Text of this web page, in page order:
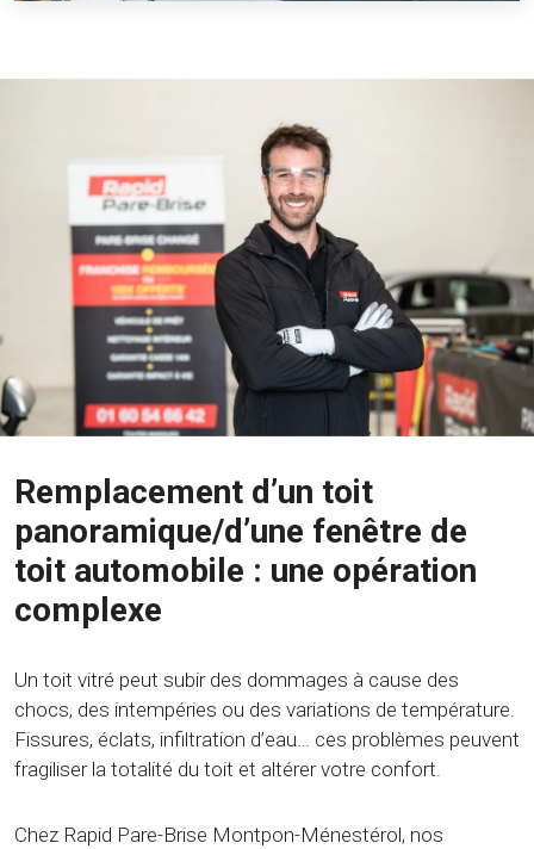
Remplacement d’un toit
panoramique/d’une fenêtre de
toit automobile : une opération
complexe
Un toit vitré peut subir des dommages à cause des
chocs, des intempéries ou des variations de température.
Fissures, éclats, infiltration d’eau… ces problèmes peuvent
fragiliser la totalité du toit et altérer votre confort.
Chez Rapid Pare-Brise Montpon-Ménestérol, nos